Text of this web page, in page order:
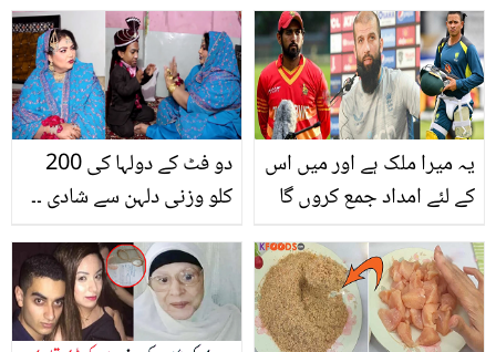
دو فٹ کے دولہا کی 200
کلو وزنی دلہن سے شادی ۔۔
ہوئی، جانیئے دلچسپ
کہانی
یہ میرا ملک ہے اور میں اس
کے لئے امداد جمع کروں گا
ہیں۔۔ 3 ایسے غیر ملکی
کھلاڑی جن کا تعلق
پاکستان سے ہے